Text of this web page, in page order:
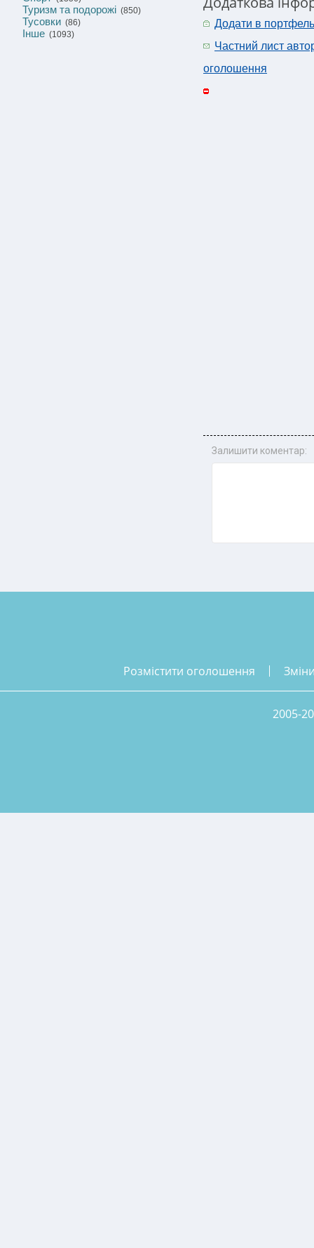
Туризм та подорожі (850)
Тусовки (86)
Інше (1093)
Додати в портфель
Частний лист
оголошення
Залишити коментар:
розмістити оголошення
2005-